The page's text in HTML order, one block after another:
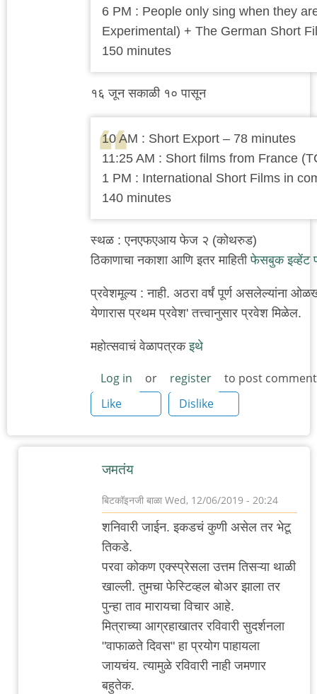
6 PM : People only sing when they
Experimental) + The German Short
150 minutes
१६ जून सकाळी १० पासून
10 AM : Short Export – 78 minutes
11:25 AM : Short films from France
1 PM : International Short Films in
140 minutes
स्थळ : एनएफएआय फेज २ (कोथरुड)
ठिकाणाचा नकाशा आणि इतर माहितीफेसबुक इव्हेंट
प्रवेशमूल्य : नाही. अठरा वर्षं पूर्ण असलेल्यांना
येणारास प्रथम प्रवेश' तत्त्वानुसार प्रवेश मिळेल.
महोत्सवाचं वेळापत्रकइथे
Log in or register
to post
Like
Dislike
जमतंय
बिटकॉइनजी बाळा Wed, 12/06/2019 - 20:24
In
reply
आंतरराष्ट्रीय
पुण्यात
चिंतातुर
जंतू
शनिवारी जाईन. इकडचं कुणी असेल तर भेटू
तिकडे.
परवा कोकण एक्स्प्रेसला उत्तम तिसऱ्या थाळी
खाल्ली. तुमचा फेस्टिव्हल बोअर झाला तर
पुन्हा ताव मारायचा विचार आहे.
मित्राच्या आग्रहाखातर रविवारी सुदर्शनला
"वाफाळते दिवस" हा प्रयोग पाहायला
जायचंय. त्यामुळे रविवारी नाही जमणार
बहुतेक.